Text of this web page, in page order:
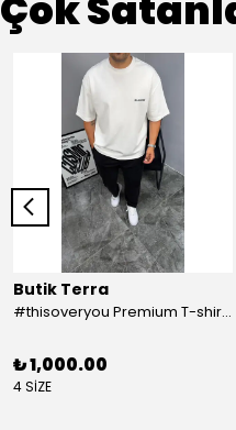
Butik Terra
#thisoveryou Premium T-shirt Beyaz
₺ 1,000.00
4 SİZE